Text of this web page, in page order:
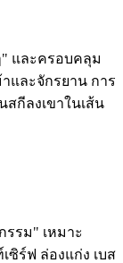
และครอบคลุม
และจักรยาน การ
กีลงเขาในเส้น
รม" เหมาะ
ซิร์ฟ ล่องแก่ง เบส